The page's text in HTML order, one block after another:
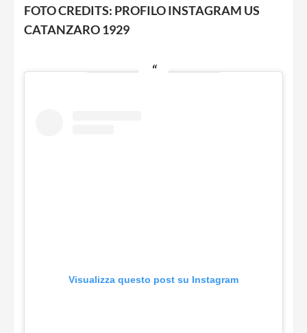
FOTO CREDITS: PROFILO INSTAGRAM US
CATANZARO 1929
Visualizza questo post su Instagram